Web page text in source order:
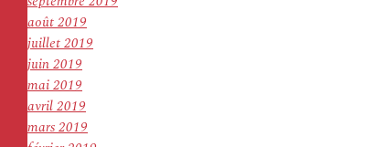
août 2019
juillet 2019
juin 2019
mai 2019
avril 2019
mars 2019